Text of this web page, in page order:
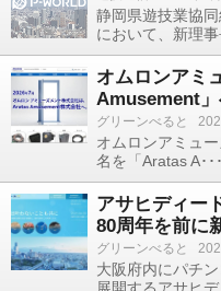
静岡県遊技業協
において、新理事
オムロンアミ
Amusement」
グリーンべると
オムロンアミュ
名を「Aratas A･･･
アサヒディー
80周年を前に
グリーンべると
大阪府内にパチ